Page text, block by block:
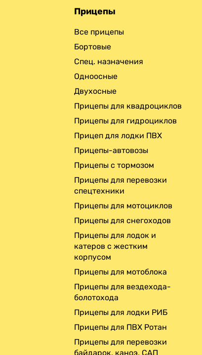
Прицепы
Все прицепы
Бортовые
Спец. назначения
Одноосные
Двухосные
Прицепы для квадроциклов
Прицепы для гидроциклов
Прицеп для лодки ПВХ
Прицепы-автовозы
Прицепы с тормозом
Прицепы для перевозки
спецтехники
Прицепы для мотоциклов
Прицепы для снегоходов
Прицепы для лодок и
катеров с жестким
корпусом
Прицепы для мотоблока
Прицепы для вездехода-
болотохода
Прицепы для лодки РИБ
Прицепы для ПВХ Ротан
Прицепы для перевозки
байдарок, каноэ, САП